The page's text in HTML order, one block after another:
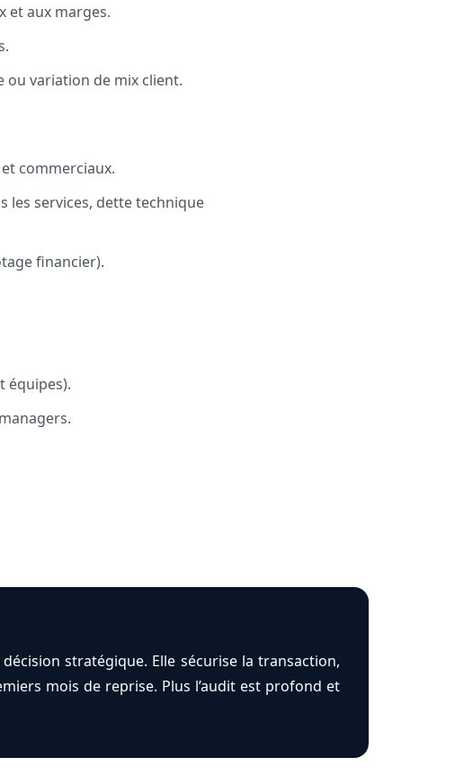
et aux marges.
ou variation de mix client.
commerciaux.
les services, dette technique
financier).
équipes).
stratégique. Elle sécurise la transaction,
mois de reprise. Plus l’audit est profond et